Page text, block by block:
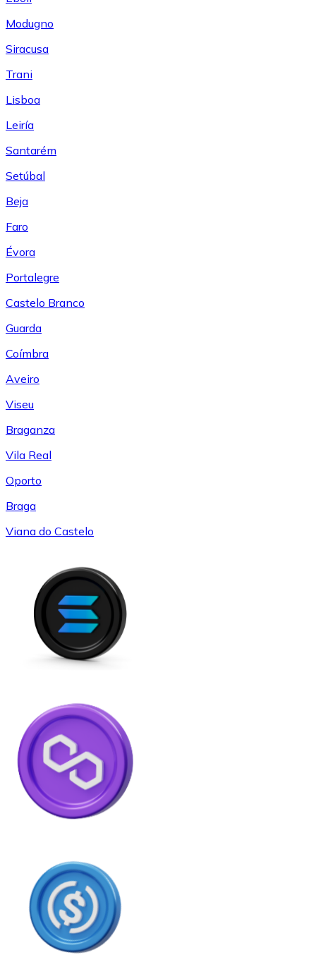
Modugno
Siracusa
Trani
Lisboa
Leiría
Santarém
Setúbal
Beja
Faro
Évora
Portalegre
Castelo Branco
Guarda
Coímbra
Aveiro
Viseu
Braganza
Vila Real
Oporto
Braga
Viana do Castelo